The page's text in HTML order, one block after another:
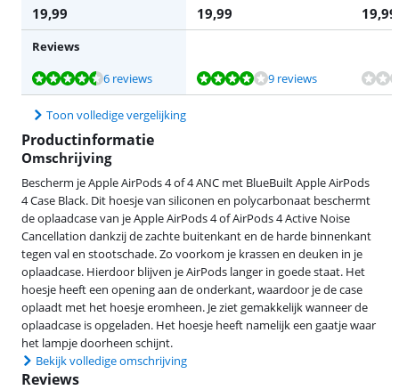
19,99
19,99 19,99
Reviews
Beoordeling is 8,5 van de 10, gebaseerd op 6 reviews.
6 reviews
Beoordeling is 8,1 van de 10, gebaseerd op 9 reviews.9 reviews
Toon volledige vergelijking
Productinformatie
Omschrijving
Bescherm je Apple AirPods 4 of 4 ANC met BlueBuilt Apple AirPods
4 Case Black. Dit hoesje van siliconen en polycarbonaat beschermt
de oplaadcase van je Apple AirPods 4 of AirPods 4 Active Noise
Cancellation dankzij de zachte buitenkant en de harde binnenkant
tegen val en stootschade. Zo voorkom je krassen en deuken in je
oplaadcase. Hierdoor blijven je AirPods langer in goede staat. Het
hoesje heeft een opening aan de onderkant, waardoor je de case
oplaadt met het hoesje eromheen. Je ziet gemakkelijk wanneer de
oplaadcase is opgeladen. Het hoesje heeft namelijk een gaatje waar
het lampje doorheen schijnt.
Bekijk volledige omschrijving
Reviews